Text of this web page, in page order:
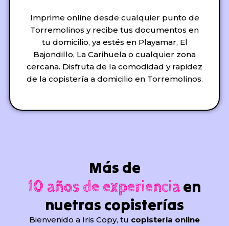
Imprime online desde cualquier punto de
Torremolinos y recibe tus documentos en
tu domicilio, ya estés en Playamar, El
Bajondillo, La Carihuela o cualquier zona
cercana. Disfruta de la comodidad y rapidez
de la copistería a domicilio en Torremolinos.
Más de
10 años de experiencia en
nuetras copisterías
Bienvenido a Iris Copy, tu copistería online